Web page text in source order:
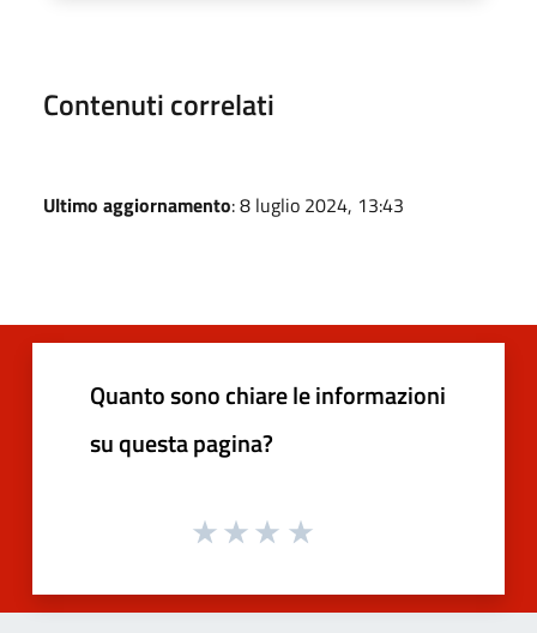
Contenuti correlati
Ultimo aggiornamento: 8 luglio 2024, 13:43
Quanto sono chiare le informazioni
su questa pagina?